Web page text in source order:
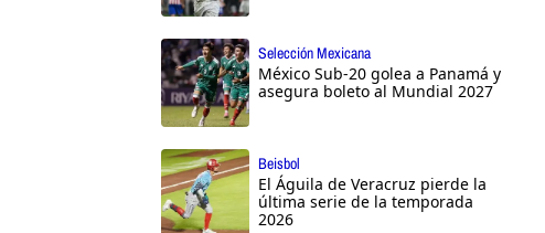
Selección Mexicana
México Sub-20 golea a Panamá y
asegura boleto al Mundial 2027
Beisbol
El Águila de Veracruz pierde la
última serie de la temporada
2026